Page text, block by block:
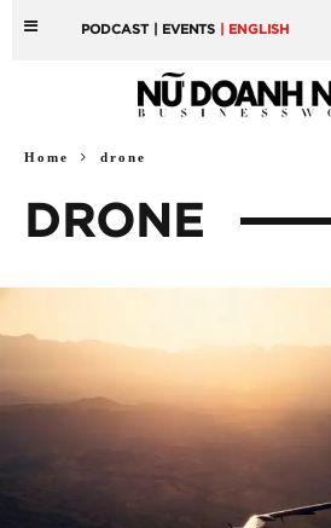
PODCAST | EVENTS | ENGLISH
Home drone
DRONE